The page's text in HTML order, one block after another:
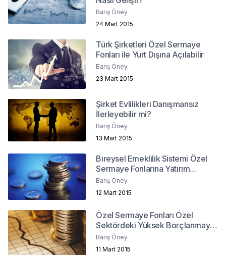
Barış Öney
24 Mart 2015
Türk Şirketleri Özel Sermaye
Fonları ile Yurt Dışına Açılabilir
Barış Öney
23 Mart 2015
Şirket Evlilikleri Danışmansız
İlerleyebilir mi?
Barış Öney
13 Mart 2015
Bireysel Emeklilik Sistemi Özel
Sermaye Fonlarına Yatırım
Yapabilmeli
Barış Öney
12 Mart 2015
Özel Sermaye Fonları Özel
Sektördeki Yüksek Borçlanmaya
Çözüm Olabilir Mi?
Barış Öney
11 Mart 2015